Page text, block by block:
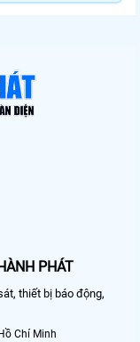
PHÁT
thiết bị báo động,
Chí Minh